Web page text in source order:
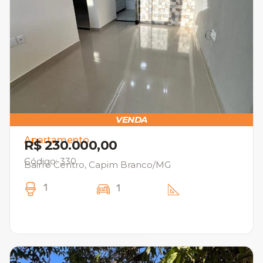
VENDA
Apartamento
R$ 230.000,00
Código: 330
Bairro Centro, Capim Branco/MG
1 1